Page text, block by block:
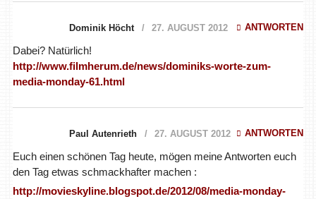
Dominik Höcht 27. AUGUST 2012 ANTWORTEN
Dabei? Natürlich!
http://www.filmherum.de/news/dominiks-worte-zum-
media-monday-61.html
Paul Autenrieth 27. AUGUST 2012 ANTWORTEN
Euch einen schönen Tag heute, mögen meine Antworten euch
den Tag etwas schmackhafter machen :
http://movieskyline.blogspot.de/2012/08/media-monday-